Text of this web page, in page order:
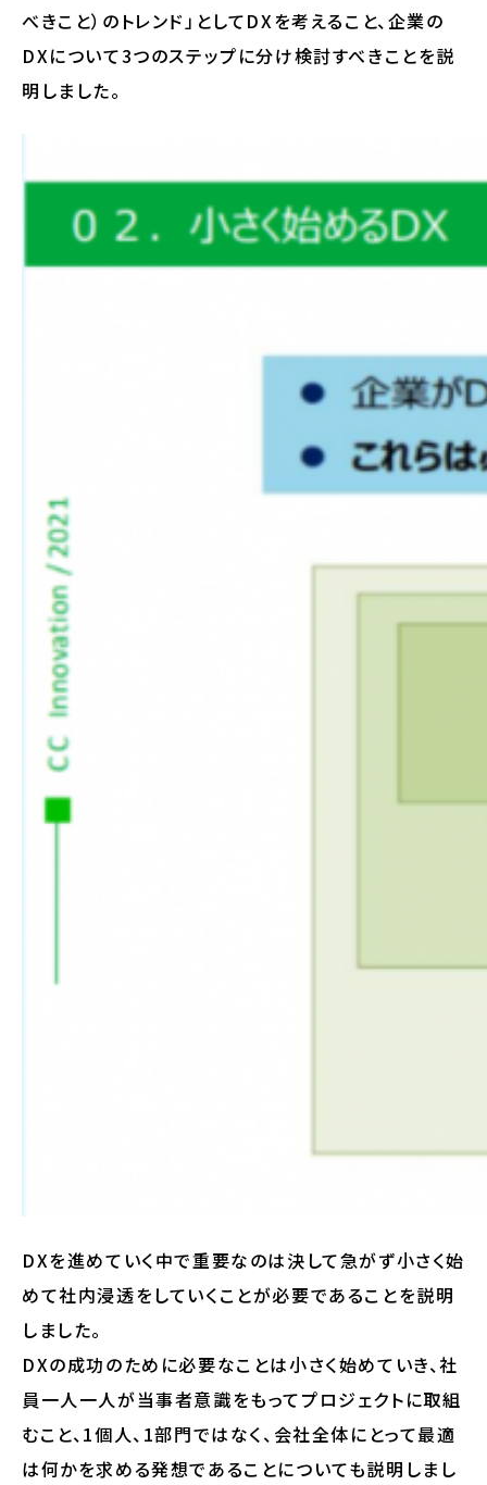
べきこと）のトレンド」としてDXを考えること、企業の
DXについて3つのステップに分け検討すべきことを説
明しました。
DXを進めていく中で重要なのは決して急がず小さく始
めて社内浸透をしていくことが必要であることを説明
しました。
DXの成功のために必要なことは小さく始めていき、社
員一人一人が当事者意識をもってプロジェクトに取組
むこと、1個人、1部門ではなく、会社全体にとって最適
は何かを求める発想であることについても説明しまし